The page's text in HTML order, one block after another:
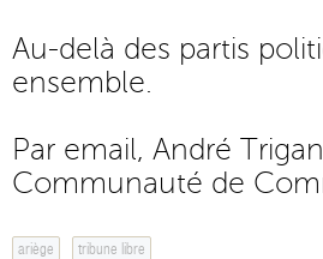
Au-delà des partis
ensemble.
Par email, André
Communauté de
ariège tribune libre